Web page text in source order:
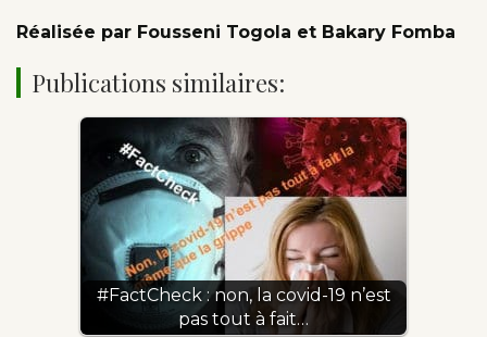
Réalisée par Fousseni Togola et Bakary Fomba
Publications similaires:
#FactCheck : non, la covid-19 n’est
pas tout à fait…